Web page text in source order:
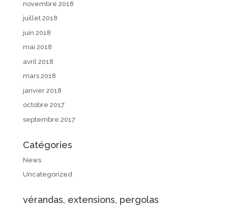
novembre 2018
juillet 2018
juin 2018
mai 2018
avril 2018
mars 2018
janvier 2018
octobre 2017
septembre 2017
Catégories
News
Uncategorized
vérandas, extensions, pergolas